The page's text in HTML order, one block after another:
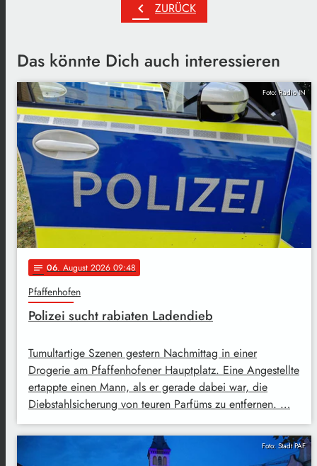
chevron_left ZURÜCK
Das könnte Dich auch interessieren
Foto: Radio IN
notes 06. August 2026 09:48
Pfaffenhofen
Polizei sucht rabiaten Ladendieb
Tumultartige Szenen gestern Nachmittag in einer
Drogerie am Pfaffenhofener Hauptplatz. Eine Angestellte
ertappte einen Mann, als er gerade dabei war, die
Diebstahlsicherung von teuren Parfüms zu entfernen. …
Foto: Stadt PAF